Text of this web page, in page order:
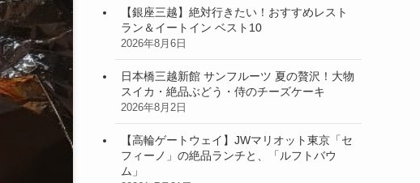
【銀座三越】絶対行きたい！おすすめレスト
ラン＆イートイン ベスト10
2026年8月6日
日本橋三越新館 サンフルーツ 夏の贅沢！大物
スイカ・絶品ぶどう・侍のチーズケーキ
2026年8月2日
【高輪ゲートウェイ】JWマリオット東京「セ
フィーノ」の絶品ランチと、「ルフトバウ
ム」